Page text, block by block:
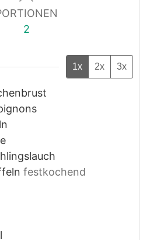
2
1x 2x 3x
festkochend